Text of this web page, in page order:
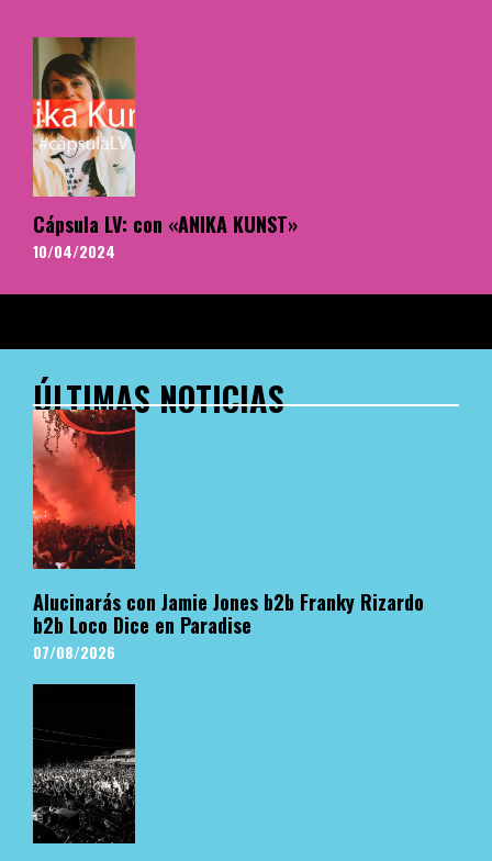
Cápsula LV: con «ANIKA KUNST»
10/04/2024
ÚLTIMAS NOTICIAS
Alucinarás con Jamie Jones b2b Franky Rizardo
b2b Loco Dice en Paradise
07/08/2026